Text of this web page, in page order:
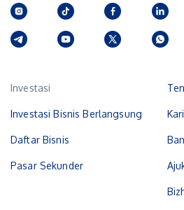
Investasi
Investasi Bisnis Berlangsung
Daftar Bisnis
Pasar Sekunder